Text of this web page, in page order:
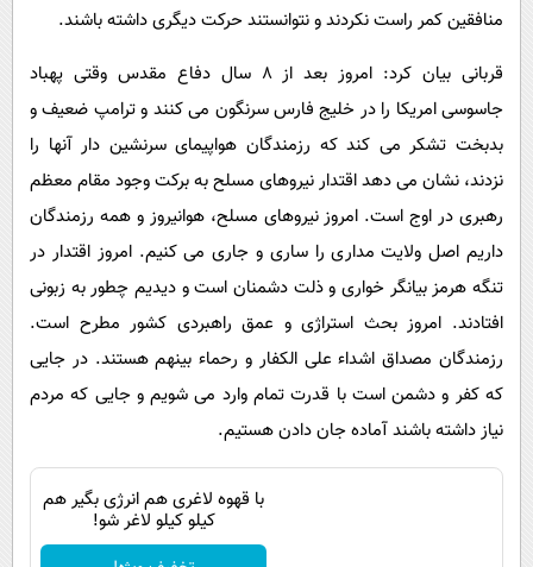
منافقین کمر راست نکردند و نتوانستند حرکت دیگری داشته باشند.
قربانی بیان کرد: امروز بعد از 8 سال دفاع مقدس وقتی پهباد
جاسوسی امریکا را در خلیج فارس سرنگون می کنند و ترامپ ضعیف و
بدبخت تشکر می کند که رزمندگان هواپیمای سرنشین دار آنها را
نزدند، نشان می دهد اقتدار نیروهای مسلح به برکت وجود مقام معظم
رهبری در اوج است. امروز نیروهای مسلح، هوانیروز و همه رزمندگان
داریم اصل ولایت مداری را ساری و جاری می کنیم. امروز اقتدار در
تنگه هرمز بیانگر خواری و ذلت دشمنان است و دیدیم چطور به زبونی
افتادند. امروز بحث استراژی و عمق راهبردی کشور مطرح است.
رزمندگان مصداق اشداء علی الکفار و رحماء بینهم هستند. در جایی
که کفر و دشمن است با قدرت تمام وارد می شویم و جایی که مردم
نیاز داشته باشند آماده جان دادن هستیم.
با قهوه لاغری هم انرژی بگیر هم
کیلو کیلو لاغر شو!